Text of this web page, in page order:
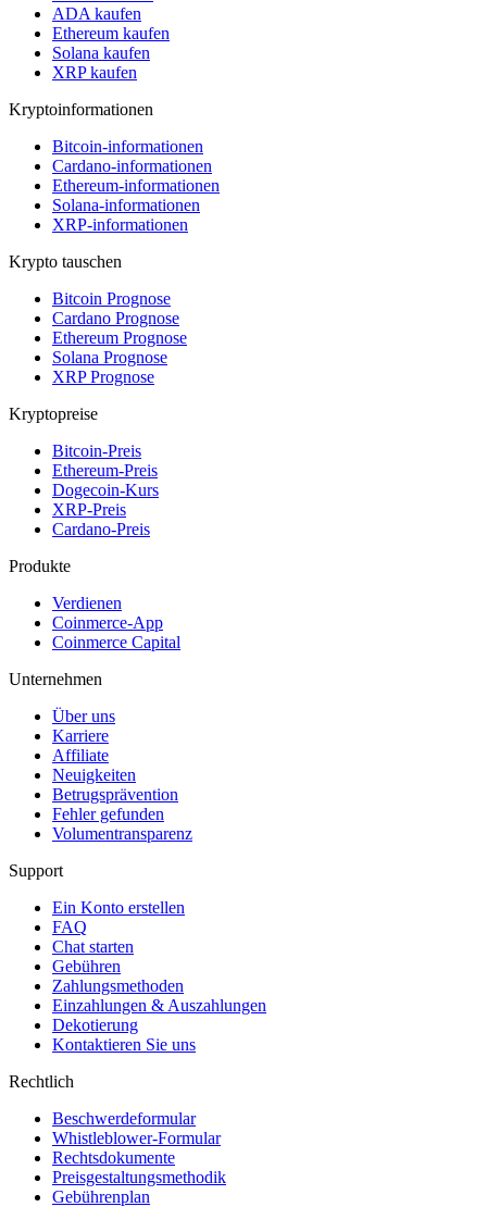
ADA kaufen
Ethereum kaufen
Solana kaufen
XRP kaufen
Kryptoinformationen
Bitcoin-informationen
Cardano-informationen
Ethereum-informationen
Solana-informationen
XRP-informationen
Krypto tauschen
Bitcoin Prognose
Cardano Prognose
Ethereum Prognose
Solana Prognose
XRP Prognose
Kryptopreise
Bitcoin-Preis
Ethereum-Preis
Dogecoin-Kurs
XRP-Preis
Cardano-Preis
Produkte
Verdienen
Coinmerce-App
Coinmerce Capital
Unternehmen
Über uns
Karriere
Affiliate
Neuigkeiten
Betrugsprävention
Fehler gefunden
Volumentransparenz
Support
Ein Konto erstellen
FAQ
Chat starten
Gebühren
Zahlungsmethoden
Einzahlungen & Auszahlungen
Dekotierung
Kontaktieren Sie uns
Rechtlich
Beschwerdeformular
Whistleblower-Formular
Rechtsdokumente
Preisgestaltungsmethodik
Gebührenplan